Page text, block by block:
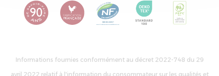
Informations fournies conformément au décret 2022-748 du 29
avril 2022 relatif à l'information du consommateur sur les qualités et